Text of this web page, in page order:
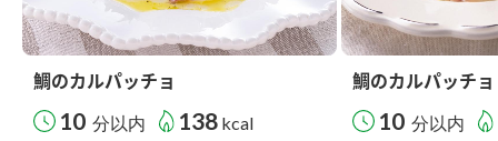
鯛のカルパッチョ
10 分以内 138 kcal
鯛のカルパッチョ
10 分以内